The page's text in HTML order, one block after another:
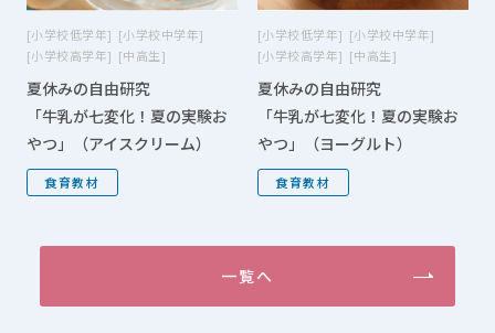
小学校低学年
小学校中学年
小学校高学年
中高生
夏休みの自由研究
「牛乳が七変化！夏の実験お
やつ」（アイスクリーム）
食育教材
小学校低学年
小学校中学年
小学校高学年
中高生
夏休みの自由研究
「牛乳が七変化！夏の実験お
やつ」（ヨーグルト）
食育教材
一覧へ